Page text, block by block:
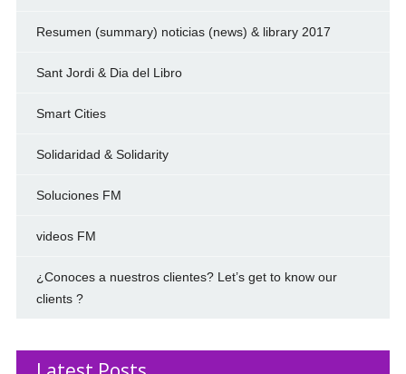
Resumen (summary) noticias (news) & library 2017
Sant Jordi & Dia del Libro
Smart Cities
Solidaridad & Solidarity
Soluciones FM
videos FM
¿Conoces a nuestros clientes? Let’s get to know our
clients ?